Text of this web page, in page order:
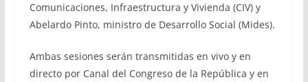
Comunicaciones, Infraestructura y Vivienda (CIV) y
Abelardo Pinto, ministro de Desarrollo Social (Mides).
Ambas sesiones serán transmitidas en vivo y en
directo por Canal del Congreso de la República y en